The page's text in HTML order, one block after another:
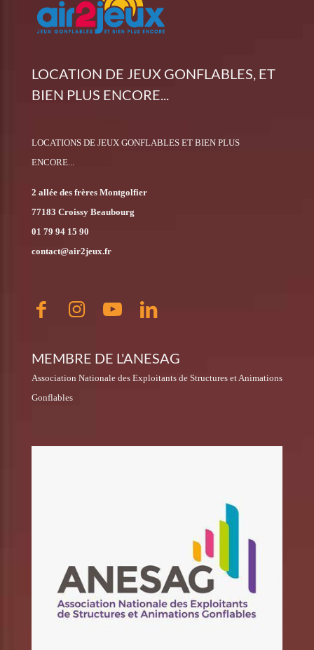
LOCATION DE JEUX GONFLABLES, ET
BIEN PLUS ENCORE...
LOCATIONS DE JEUX GONFLABLES ET BIEN PLUS
ENCORE...
2 allée des frères Montgolfier
77183 Croissy Beaubourg
01 79 94 15 90
contact@air2jeux.fr
MEMBRE DE L'ANESAG
Association Nationale des Exploitants de Structures et Animations
Gonflables